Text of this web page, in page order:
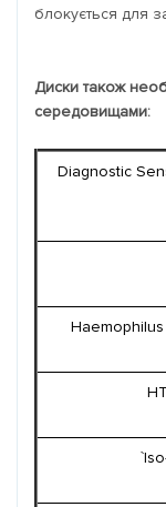
блокується для
Диски також
середовищами:
Diagnostic